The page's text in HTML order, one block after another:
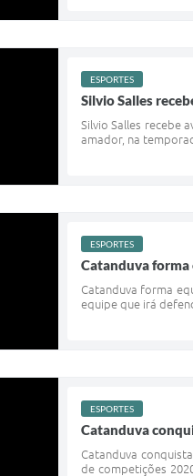
ESPORTES
Silvio Salles
Silvio Salles recebe
amador, na
ESPORTES
Catanduva forma
Catanduva forma
equipe que irá
ESPORTES
Catanduva
Catanduva
de competições